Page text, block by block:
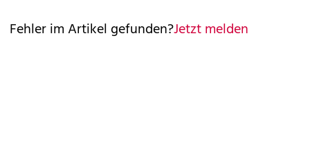
Fehler im Artikel gefunden?Jetzt melden